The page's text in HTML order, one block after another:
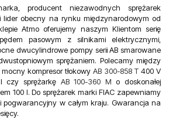
producent niezawodnych sprężarek
lider obecny na rynku międzynarodowym od
Atmo oferujemy naszym Klientom serię
pasowym z silnikami elektrycznymi,
dwucylindrowe pompy serii AB smarowane
sprężaniem. Polecamy między
kompresor tłokowy AB 300-858 T 400 V
czy sprężarkę AB 100-360 M o doskonałej
100 l. Do sprężarek marki FIAC zapewniamy
pogwarancyjny w całym kraju. Gwarancja na